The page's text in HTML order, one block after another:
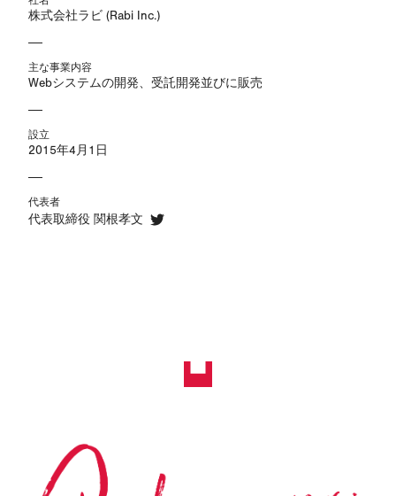
株式会社ラビ (Rabi Inc.)
主な事業内容
Webシステムの開発、受託開発並びに販売
設立
2015年4月1日
代表者
代表取締役 関根孝文